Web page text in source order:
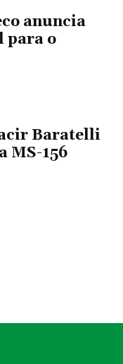
anuncia
para o
Baratelli
MS-156